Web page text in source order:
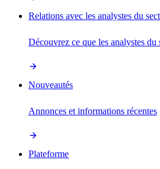
Relations avec les analystes du
Découvrez ce que les analystes du
Nouveautés
Annonces et informations récentes
Plateforme